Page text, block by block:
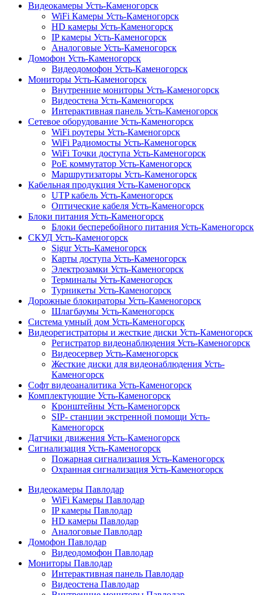
Видеокамеры Усть-Каменогорск
WiFi Камеры Усть-Каменогорск
HD камеры Усть-Каменогорск
IP камеры Усть-Каменогорск
Аналоговые Усть-Каменогорск
Домофон Усть-Каменогорск
Видеодомофон Усть-Каменогорск
Мониторы Усть-Каменогорск
Внутренние мониторы Усть-Каменогорск
Видеостена Усть-Каменогорск
Интерактивная панель Усть-Каменогорск
Сетевое оборудование Усть-Каменогорск
WiFi роутеры Усть-Каменогорск
WiFi Радиомосты Усть-Каменогорск
WiFi Точки доступа Усть-Каменогорск
PoE коммутатор Усть-Каменогорск
Маршрутизаторы Усть-Каменогорск
Кабельная продукция Усть-Каменогорск
UTP кабель Усть-Каменогорск
Оптические кабеля Усть-Каменогорск
Блоки питания Усть-Каменогорск
Блоки бесперебойного питания Усть-Каменогорск
СКУД Усть-Каменогорск
Sigur Усть-Каменогорск
Карты доступа Усть-Каменогорск
Электрозамки Усть-Каменогорск
Терминалы Усть-Каменогорск
Турникеты Усть-Каменогорск
Дорожные блокираторы Усть-Каменогорск
Шлагбаумы Усть-Каменогорск
Система умный дом Усть-Каменогорск
Видеорегистраторы и жесткие диски Усть-Каменогорск
Регистратор видеонаблюдения Усть-Каменогорск
Видеосервер Усть-Каменогорск
Жесткие диски для видеонаблюдения Усть-
Каменогорск
Софт видеоаналитика Усть-Каменогорск
Комплектующие Усть-Каменогорск
Кронштейны Усть-Каменогорск
SIP- станции экстренной помощи Усть-
Каменогорск
Датчики движения Усть-Каменогорск
Сигнализация Усть-Каменогорск
Пожарная сигнализация Усть-Каменогорск
Охранная сигнализация Усть-Каменогорск
Видеокамеры Павлодар
WiFi Камеры Павлодар
IP камеры Павлодар
HD камеры Павлодар
Аналоговые Павлодар
Домофон Павлодар
Видеодомофон Павлодар
Мониторы Павлодар
Интерактивная панель Павлодар
Видеостена Павлодар